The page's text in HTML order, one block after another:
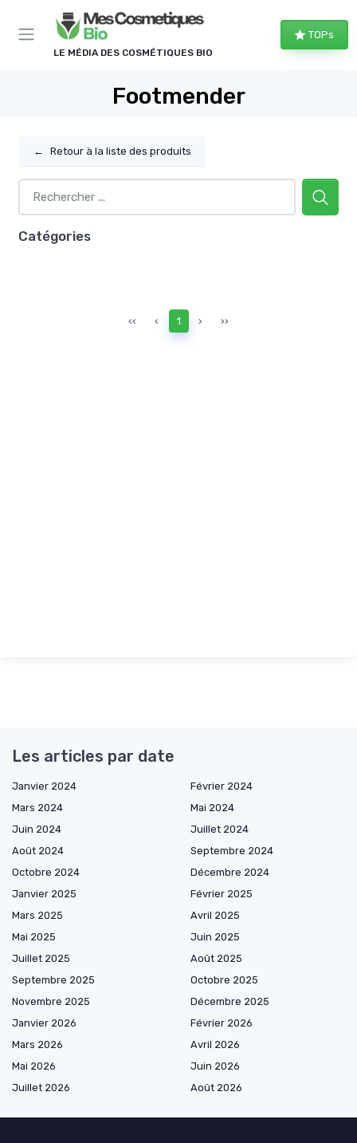
LE MÉDIA DES COSMÉTIQUES BIO
TOPs
Footmender
← Retour à la liste des produits
Catégories
‹‹ ‹ 1 › ››
Les articles par date
Janvier 2024
Février 2024
Mars 2024
Mai 2024
Juin 2024
Juillet 2024
Août 2024
Septembre 2024
Octobre 2024
Décembre 2024
Janvier 2025
Février 2025
Mars 2025
Avril 2025
Mai 2025
Juin 2025
Juillet 2025
Août 2025
Septembre 2025
Octobre 2025
Novembre 2025
Décembre 2025
Janvier 2026
Février 2026
Mars 2026
Avril 2026
Mai 2026
Juin 2026
Juillet 2026
Août 2026
Panneau de gestion des cookies